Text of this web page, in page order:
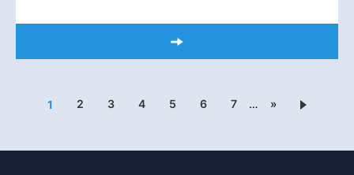
1 2 3 4 5 6 7 … »